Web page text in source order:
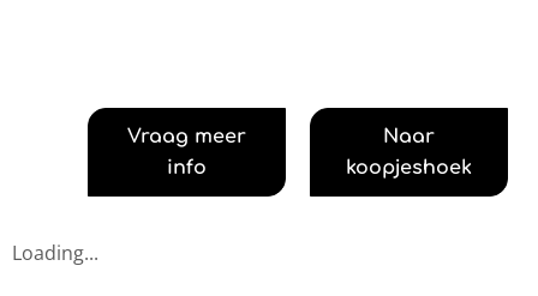
Vraag meer
info
Naar
koopjeshoek
Loading...